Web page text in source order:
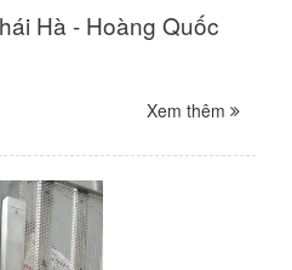
Hà - Hoàng Quốc
Xem thêm